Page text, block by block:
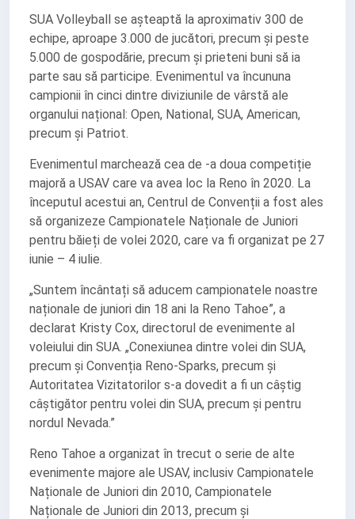
SUA Volleyball se așteaptă la aproximativ 300 de
echipe, aproape 3.000 de jucători, precum și peste
5.000 de gospodărie, precum și prieteni buni să ia
parte sau să participe. Evenimentul va încununa
campionii în cinci dintre diviziunile de vârstă ale
organului național: Open, National, SUA, American,
precum și Patriot.
Evenimentul marchează cea de -a doua competiție
majoră a USAV care va avea loc la Reno în 2020. La
începutul acestui an, Centrul de Convenții a fost ales
să organizeze Campionatele Naționale de Juniori
pentru băieți de volei 2020, care va fi organizat pe 27
iunie – 4 iulie.
„Suntem încântați să aducem campionatele noastre
naționale de juniori din 18 ani la Reno Tahoe”, a
declarat Kristy Cox, directorul de evenimente al
voleiului din SUA. „Conexiunea dintre volei din SUA,
precum și Convenția Reno-Sparks, precum și
Autoritatea Vizitatorilor s-a dovedit a fi un câștig
câștigător pentru volei din SUA, precum și pentru
nordul Nevada.”
Reno Tahoe a organizat în trecut o serie de alte
evenimente majore ale USAV, inclusiv Campionatele
Naționale de Juniori din 2010, Campionatele
Naționale de Juniori din 2013, precum și